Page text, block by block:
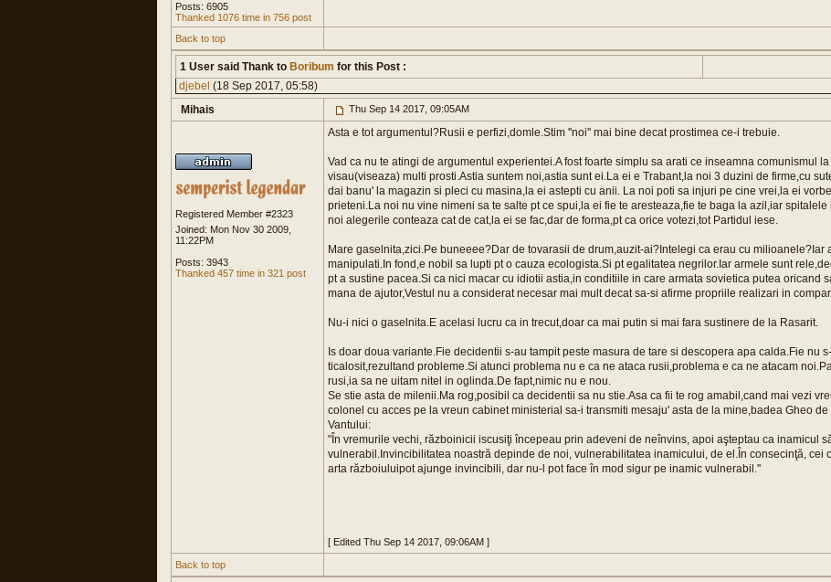
Posts: 6905
Thanked 1076 time in 756 post
Back to top
1 User said Thank to Boribum for this Post :
djebel (18 Sep 2017, 05:58)
Mihais
Thu Sep 14 2017, 09:05AM
Registered Member #2323
Joined: Mon Nov 30 2009,
11:22PM
Posts: 3943
Thanked 457 time in 321 post
Asta e tot argumentul?Rusii e perfizi,domle.Stim ''noi'' mai bine decat prostimea ce-i trebuie.
Vad ca nu te atingi de argumentul experientei.A fost foarte simplu sa arati ce inseamna comunismul la
visau(viseaza) multi prosti.Astia suntem noi,astia sunt ei.La ei e Trabant,la noi 3 duzini de firme,cu
dai banu' la magazin si pleci cu masina,la ei astepti cu anii. La noi poti sa injuri pe cine vrei,la ei
prieteni.La noi nu vine nimeni sa te salte pt ce spui,la ei fie te aresteaza,fie te baga la azil,iar spitalele
noi alegerile conteaza cat de cat,la ei se fac,dar de forma,pt ca orice votezi,tot Partidul iese.
Mare gaselnita,zici.Pe buneeee?Dar de tovarasii de drum,auzit-ai?Intelegi ca erau cu milioanele?Iar
manipulati.In fond,e nobil sa lupti pt o cauza ecologista.Si pt egalitatea negrilor.Iar armele sunt
pt a sustine pacea.Si ca nici macar cu idiotii astia,in conditiile in care armata sovietica putea oricand
mana de ajutor,Vestul nu a considerat necesar mai mult decat sa-si afirme propriile realizari in
Nu-i nici o gaselnita.E acelasi lucru ca in trecut,doar ca mai putin si mai fara sustinere de la Rasarit.
Is doar doua variante.Fie decidentii s-au tampit peste masura de tare si descopera apa calda.Fie nu
ticalosit,rezultand probleme.Si atunci problema nu e ca ne ataca rusii,problema e ca ne atacam
rusi,ia sa ne uitam nitel in oglinda.De fapt,nimic nu e nou.
Se stie asta de milenii.Ma rog,posibil ca decidentii sa nu stie.Asa ca fii te rog amabil,cand mai vezi
colonel cu acces pe la vreun cabinet ministerial sa-i transmiti mesaju' asta de la mine,badea Gheo de
Vantului:
"În vremurile vechi, războinicii iscusiţi începeau prin adeveni de neînvins, apoi aşteptau ca inamicul
vulnerabil.Invincibilitatea noastră depinde de noi, vulnerabilitatea inamicului, de el.În consecinţă, cei
arta războiuluipot ajunge invincibili, dar nu-l pot face în mod sigur pe inamic vulnerabil.''
[ Edited Thu Sep 14 2017, 09:06AM ]
Back to top